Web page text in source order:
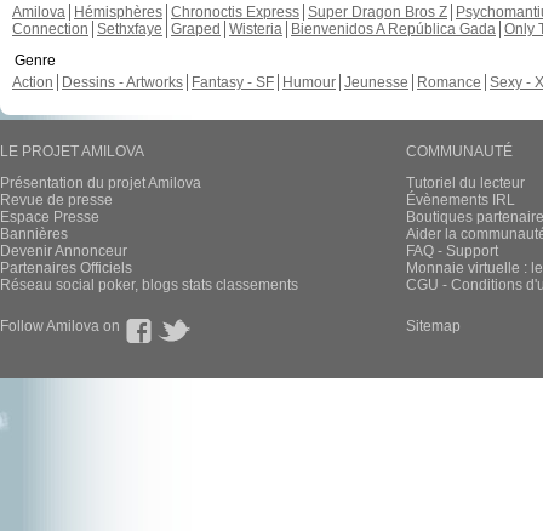
Amilova
Hémisphères Chronoctis Express Super Dragon Bros Z
Connection Sethxfaye Graped Wisteria Bienvenidos A República Gada Only
Genre
Action
Dessins - Artworks Fantasy - SF Humour Jeunesse Romance Sexy -
LE PROJET AMILOVA
Présentation du projet Amilova
Revue de presse
Espace Presse
Bannières
Devenir Annonceur
Partenaires Officiels
Réseau social poker, blogs stats classements
COMMUNAUTÉ
Tutoriel du lecteur
Évènements IRL
Boutiques
Aider la
FAQ - Support
Monnaie virtuelle :
CGU - Conditions
Follow Amilova on Sitemap